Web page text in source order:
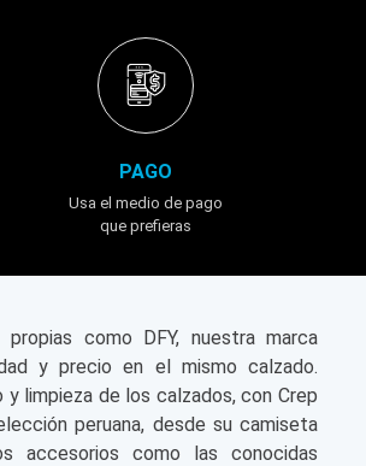
PAGO
Usa el medio de pago
que prefieras
como DFY, nuestra marca
y precio en el mismo calzado.
limpieza de los calzados, con Crep
peruana, desde su camiseta
accesorios como las conocidas